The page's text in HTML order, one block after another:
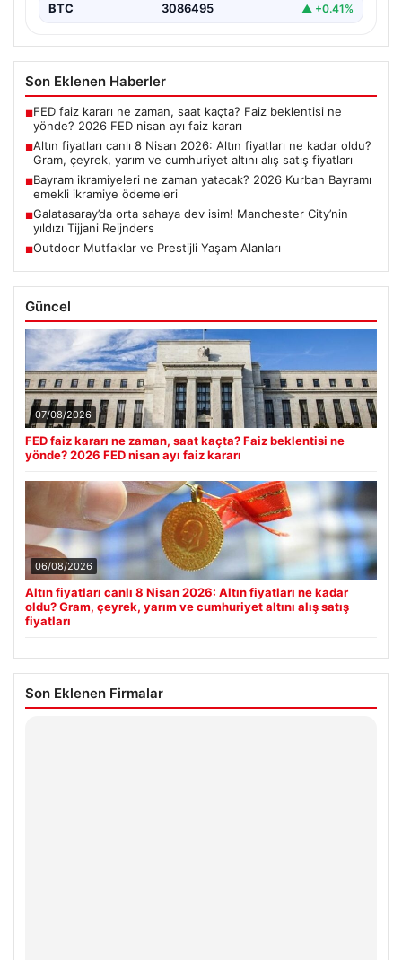
BTC 3086495 ▲ +0.41%
Son Eklenen Haberler
■FED faiz kararı ne zaman, saat kaçta? Faiz beklentisi ne
yönde? 2026 FED nisan ayı faiz kararı
■Altın fiyatları canlı 8 Nisan 2026: Altın fiyatları ne kadar oldu?
Gram, çeyrek, yarım ve cumhuriyet altını alış satış fiyatları
■Bayram ikramiyeleri ne zaman yatacak? 2026 Kurban Bayramı
emekli ikramiye ödemeleri
■Galatasaray’da orta sahaya dev isim! Manchester City’nin
yıldızı Tijjani Reijnders
■Outdoor Mutfaklar ve Prestijli Yaşam Alanları
Güncel
07/08/2026
FED faiz kararı ne zaman, saat kaçta? Faiz beklentisi ne
yönde? 2026 FED nisan ayı faiz kararı
06/08/2026
Altın fiyatları canlı 8 Nisan 2026: Altın fiyatları ne kadar
oldu? Gram, çeyrek, yarım ve cumhuriyet altını alış satış
fiyatları
Son Eklenen Firmalar